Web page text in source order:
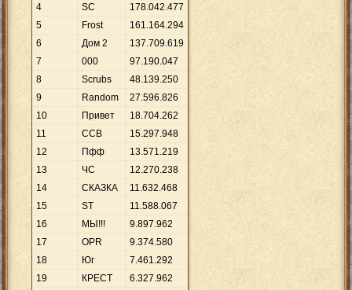
4
SC 178.042.477
5
Frost 161.164.294
6
Дом 2 137.709.619
7
000 97.190.047
8
Scrubs 48.139.250
9
Random 27.596.826
10
Привет 18.704.262
11
ССВ 15.297.948
12
Пфф 13.571.219
13
ЧС 12.270.238
14
СКАЗКА 11.632.468
15
ST 11.588.067
16
МЫ!!! 9.897.962
17
OPR 9.374.580
18
Юг 7.461.292
19
КРЕСТ 6.327.962